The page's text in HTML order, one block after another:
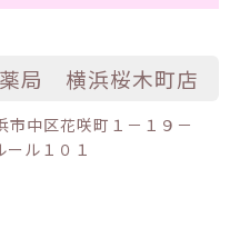
薬局 横浜桜木町店
中区花咲町１－１９－
ル１０１